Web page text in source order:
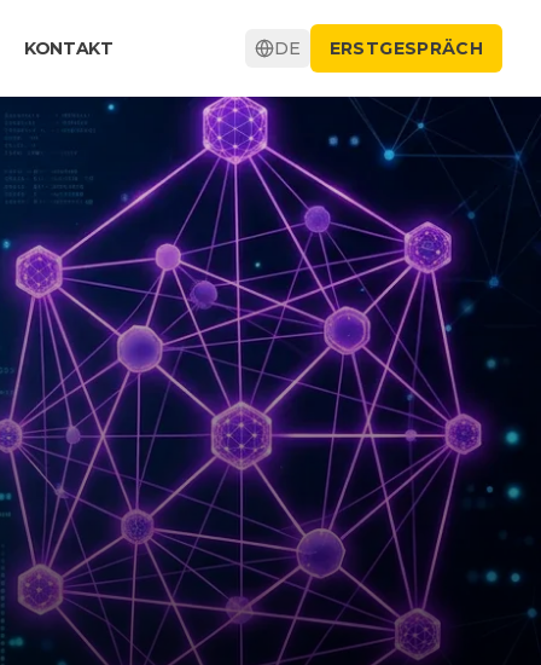
KONTAKT DE ERSTGESPRÄCH